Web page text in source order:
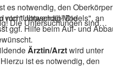
es notwendig, den Oberkörper
gewünscht.
von "Ultraschall-Models", an
Ärztin/Arztwird unter
ist es notwendig, den
Die Untersuchungen sind